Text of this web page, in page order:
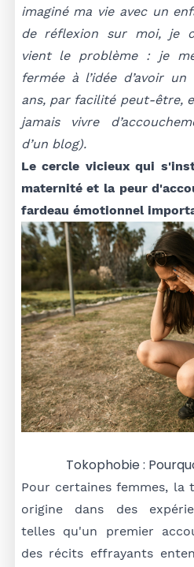
imaginé ma vie avec un
de réflexion sur moi, je
vient le problème : je
fermée à l’idée d’avoir
ans, par facilité peut-être,
jamais vivre
d’un blog).
Le cercle vicieux qui
maternité et la peur
fardeau émotionnel
Tokophobie :
Pour certaines femmes, la
origine dans des
telles qu'un premier
des récits effrayants